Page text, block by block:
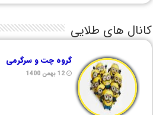
کانال های طلایی
گروه چت و سرگرمی
12 بهمن 1400